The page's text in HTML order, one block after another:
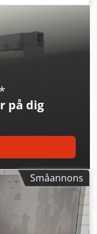
för lådor är
på låda: bredd x
Totala mått
x 1200 mm x
tvättmaskin för
tveka inte att
Holland
*
på dig
Småannons